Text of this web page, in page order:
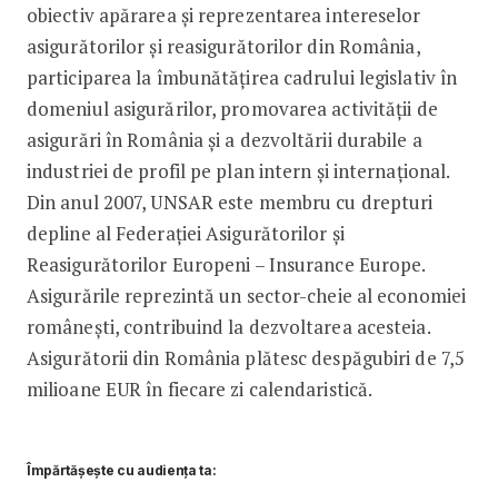
obiectiv apărarea și reprezentarea intereselor
asigurătorilor și reasigurătorilor din România,
participarea la îmbunătățirea cadrului legislativ în
domeniul asigurărilor, promovarea activității de
asigurări în România și a dezvoltării durabile a
industriei de profil pe plan intern și internațional.
Din anul 2007, UNSAR este membru cu drepturi
depline al Federației Asigurătorilor și
Reasigurătorilor Europeni – Insurance Europe.
Asigurările reprezintă un sector-cheie al economiei
românești, contribuind la dezvoltarea acesteia.
Asigurătorii din România plătesc despăgubiri de 7,5
milioane EUR în fiecare zi calendaristică.
Împărtășește cu audiența ta: